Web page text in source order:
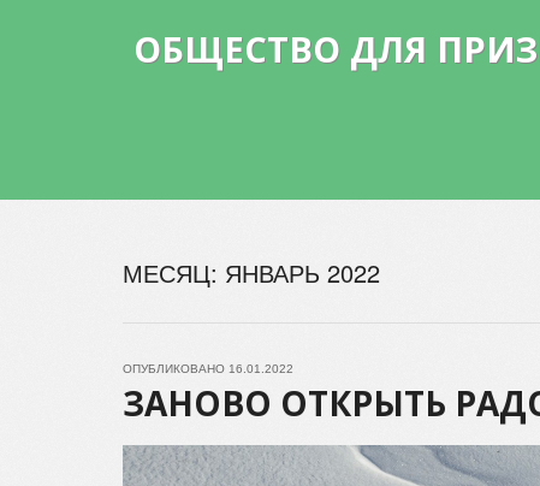
ОБЩЕСТВО ДЛЯ
МЕСЯЦ: ЯНВАРЬ 2022
ОПУБЛИКОВАНО 16.01.2022
ЗАНОВО ОТКРЫТЬ